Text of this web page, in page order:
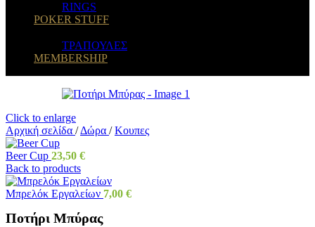
RINGS
POKER STUFF
ΤΡΑΠΟΥΛΕΣ
MEMBERSHIP
Click to enlarge
Αρχική σελίδα / Δώρα / Κουπες
Beer Cup 23,50 €
Back to products
Μπρελόκ Εργαλείων 7,00 €
Ποτήρι Μπύρας